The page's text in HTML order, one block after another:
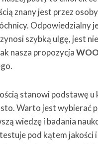
znany jest przez
Odpowiedzialny
szybką ulgę, jest
nasza propozycja
stanowi podstawę u
Warto jest wybierać
wiedzę i badania
pod kątem jakości